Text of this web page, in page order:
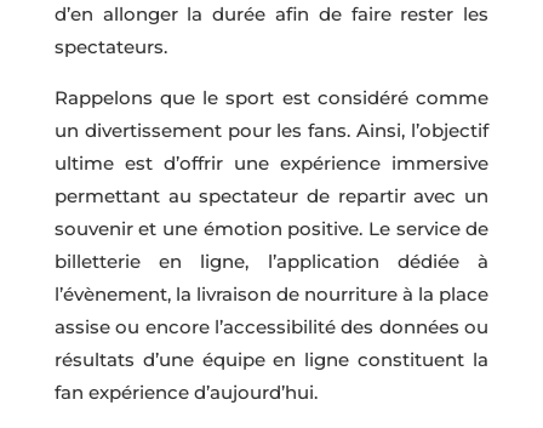
d’en allonger la durée afin de faire rester les
spectateurs.
Rappelons que le sport est considéré comme
un divertissement pour les fans. Ainsi, l’objectif
ultime est d’offrir une expérience immersive
permettant au spectateur de repartir avec un
souvenir et une émotion positive. Le service de
billetterie en ligne, l’application dédiée à
l’évènement, la livraison de nourriture à la place
assise ou encore l’accessibilité des données ou
résultats d’une équipe en ligne constituent la
fan expérience d’aujourd’hui.